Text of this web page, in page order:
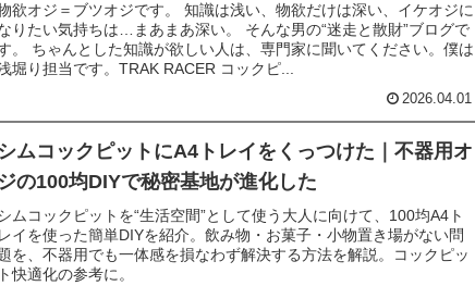
欲オジ＝ブツオジです。 知識は浅い、物欲だけは深い、イケオジに
りたい気持ちは…まあまあ深い。 そんな男の“迷走と散財”ブログで
。 ちゃんとした知識が欲しい人は、専門家に聞いてください。僕は
堀り担当です。TRAK RACER コックピ...
2026.04.01
シムコックピットにA4トレイをくっつけた｜不器用オ
ジの100均DIYで秘密基地が進化した
ムコックピットを“生活空間”として使う大人に向けて、100均A4ト
レイを使った簡単DIYを紹介。飲み物・お菓子・小物置き場がない問
を、不器用でも一体感を損なわず解決する方法を解説。コックピッ
ト快適化の参考に。